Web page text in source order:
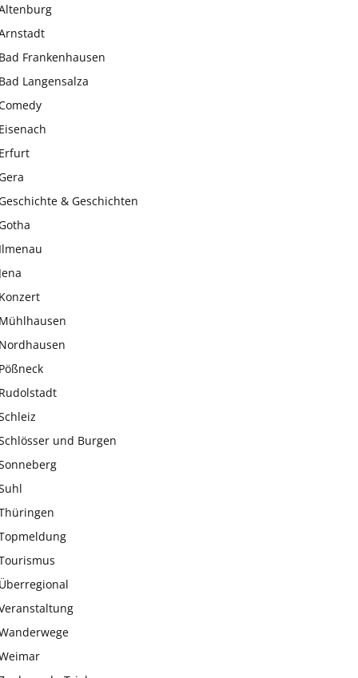
Bad Frankenhausen
Bad Langensalza
Eisenach
Erfurt
Gera
Geschichte & Geschichten
Gotha
Ilmenau
Jena
Konzert
Mühlhausen
Nordhausen
Pößneck
Rudolstadt
und Burgen
Überregional